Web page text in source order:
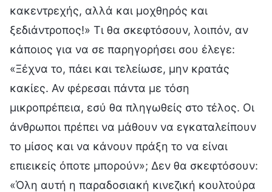
κακεντρεχής, αλλά και μοχθηρός και
ξεδιάντροπος!» Τι θα σκεφτόσουν, λοιπόν, αν
κάποιος για να σε παρηγορήσει σου έλεγε:
«Ξέχνα το, πάει και τελείωσε, μην κρατάς
κακίες. Αν φέρεσαι πάντα με τόση
μικροπρέπεια, εσύ θα πληγωθείς στο τέλος. Οι
άνθρωποι πρέπει να μάθουν να εγκαταλείπουν
το μίσος και να κάνουν πράξη το να είναι
επιεικείς όποτε μπορούν»; Δεν θα σκεφτόσουν:
«Όλη αυτή η παραδοσιακή κινεζική κουλτούρα